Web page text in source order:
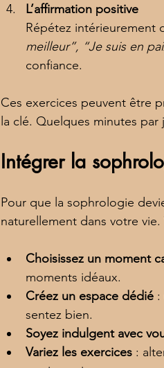
L’affirmation positive
Répétez intérieurement
meilleur”, “Je suis en
confiance.
Ces exercices peuvent être
la clé. Quelques minutes
Intégrer la
Pour que la sophrologie
naturellement dans votre
Choisissez un moment
moments idéaux.
Créez un espace dédié :
sentez bien.
Soyez indulgent avec
Variez les exercices :